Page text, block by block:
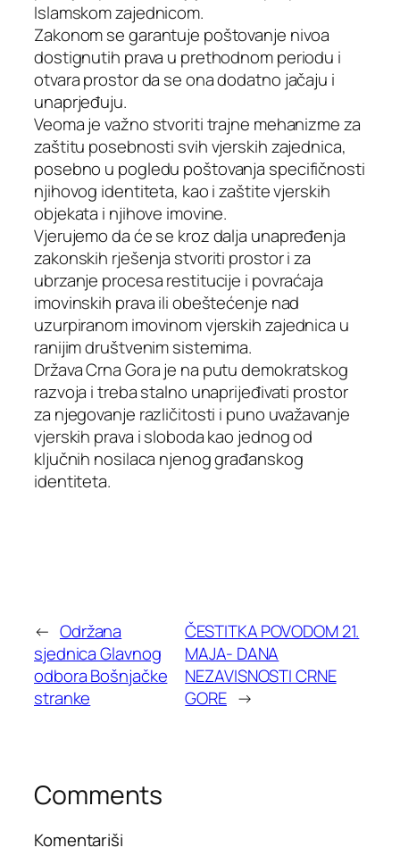
Islamskom zajednicom.
Zakonom se garantuje poštovanje nivoa
dostignutih prava u prethodnom periodu i
otvara prostor da se ona dodatno jačaju i
unaprjeđuju.
Veoma je važno stvoriti trajne mehanizme za
zaštitu posebnosti svih vjerskih zajednica,
posebno u pogledu poštovanja specifičnosti
njihovog identiteta, kao i zaštite vjerskih
objekata i njihove imovine.
Vjerujemo da će se kroz dalja unapređenja
zakonskih rješenja stvoriti prostor i za
ubrzanje procesa restitucije i povraćaja
imovinskih prava ili obeštećenje nad
uzurpiranom imovinom vjerskih zajednica u
ranijim društvenim sistemima.
Država Crna Gora je na putu demokratskog
razvoja i treba stalno unaprijeđivati prostor
za njegovanje različitosti i puno uvažavanje
vjerskih prava i sloboda kao jednog od
ključnih nosilaca njenog građanskog
identiteta.
← Održana
sjednica Glavnog
odbora Bošnjačke
stranke
ČESTITKA POVODOM 21.
MAJA- DANA
NEZAVISNOSTI CRNE
GORE →
Comments
Komentariši